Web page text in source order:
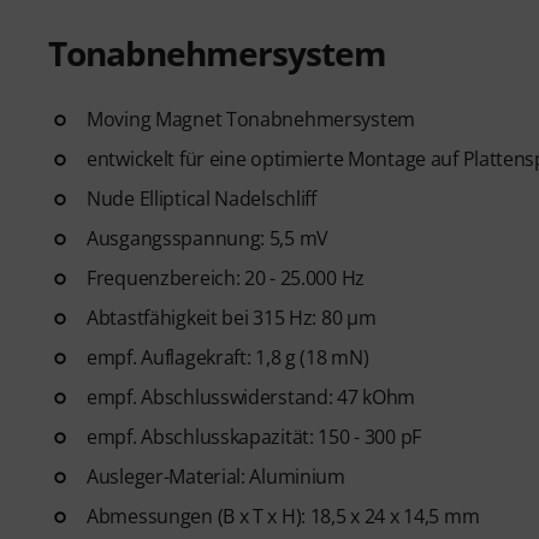
Tonabnehmersystem
Moving Magnet Tonabnehmersystem
entwickelt für eine optimierte Montage auf
Nude Elliptical Nadelschliff
Ausgangsspannung: 5,5 mV
Frequenzbereich: 20 - 25.000 Hz
Abtastfähigkeit bei 315 Hz: 80 µm
empf. Auflagekraft: 1,8 g (18 mN)
empf. Abschlusswiderstand: 47 kOhm
empf. Abschlusskapazität: 150 - 300 pF
Ausleger-Material: Aluminium
Abmessungen (B x T x H): 18,5 x 24 x 14,5 mm